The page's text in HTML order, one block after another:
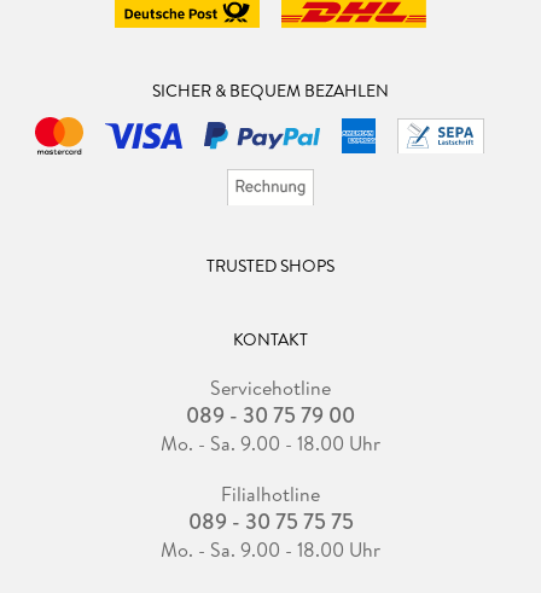
SICHER & BEQUEM BEZAHLEN
TRUSTED SHOPS
KONTAKT
Servicehotline
089 - 30 75 79 00
Mo. - Sa. 9.00 - 18.00 Uhr
Filialhotline
089 - 30 75 75 75
Mo. - Sa. 9.00 - 18.00 Uhr